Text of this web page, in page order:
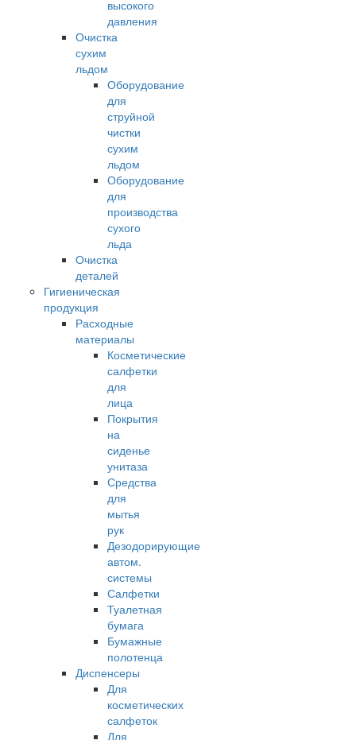
высокого
давления
Очистка
сухим
льдом
Оборудование
для
струйной
чистки
сухим
льдом
Оборудование
для
производства
сухого
льда
Очистка
деталей
Гигиеническая
продукция
Расходные
материалы
Косметические
салфетки
для
лица
Покрытия
на
сиденье
унитаза
Средства
для
мытья
рук
Дезодорирующие
автом.
системы
Салфетки
Туалетная
бумага
Бумажные
полотенца
Диспенсеры
Для
косметических
салфеток
Для